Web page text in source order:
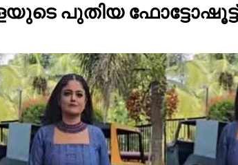
പുതിയ ഫോട്ടോഷൂട്ട്